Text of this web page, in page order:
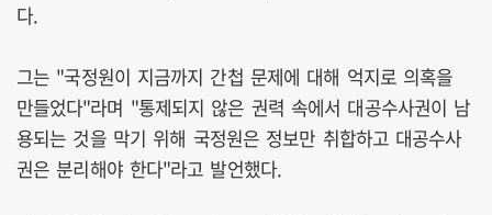
다.
그는 "국정원이 지금까지 간첩 문제에 대해 억지로 의혹을
만들었다"라며 "통제되지 않은 권력 속에서 대공수사권이 남
용되는 것을 막기 위해 국정원은 정보만 취합하고 대공수사
권은 분리해야 한다"라고 발언했다.